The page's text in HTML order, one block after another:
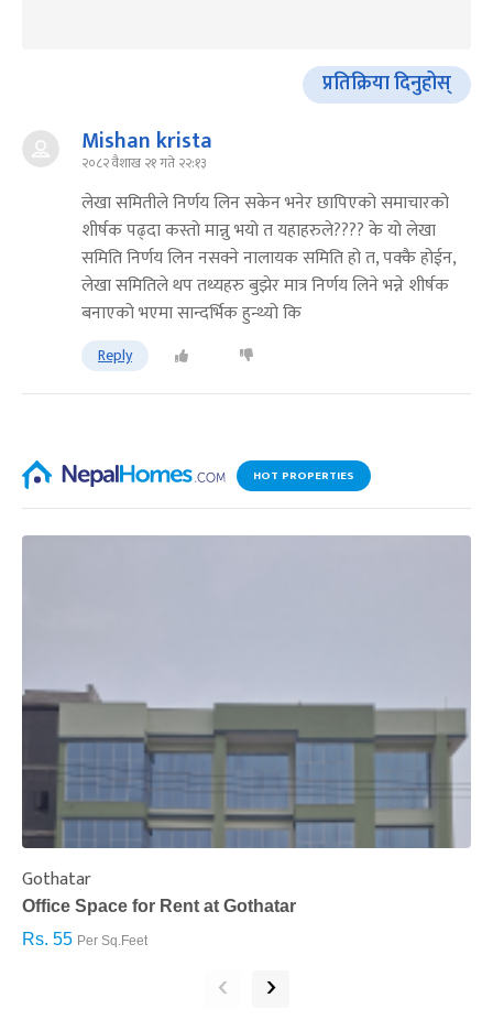
प्रतिक्रिया दिनुहोस्
Mishan krista
२०८२ वैशाख २१ गते २२:१३
लेखा समितीले निर्णय लिन सकेन भनेर छापिएको समाचारको
शीर्षक पढ्दा कस्तो मान्नु भयो त यहाहरुले???? के यो लेखा
समिति निर्णय लिन नसक्ने नालायक समिति हो त, पक्कै होईन,
लेखा समितिले थप तथ्यहरु बुझेर मात्र निर्णय लिने भन्ने शीर्षक
बनाएको भएमा सान्दर्भिक हुन्थ्यो कि
Reply
HOT PROPERTIES
Gothatar
Office Space for Rent at Gothatar
Rs. 55 Per Sq.Feet
‹ ›